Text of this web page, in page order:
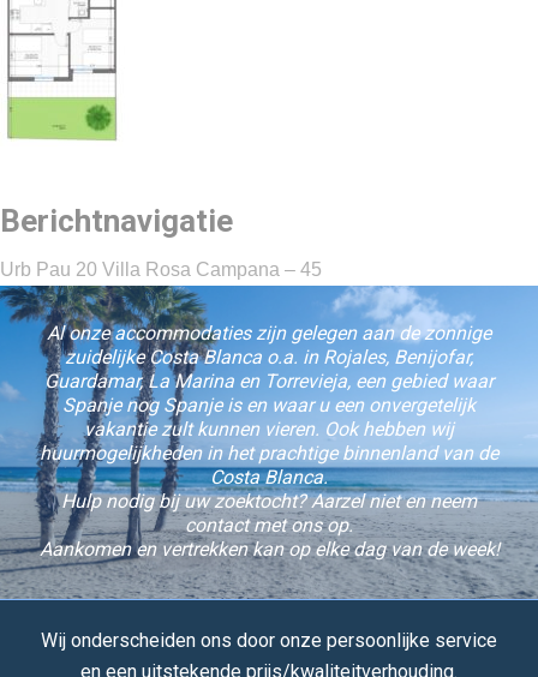
Berichtnavigatie
Urb Pau 20 Villa Rosa Campana – 45
Al onze accommodaties zijn gelegen aan de zonnige
zuidelijke Costa Blanca o.a. in Rojales, Benijofar,
Guardamar, La Marina en Torrevieja, een gebied waar
Spanje nog Spanje is en waar u een onvergetelijk
vakantie zult kunnen vieren. Ook hebben wij
huurmogelijkheden in het prachtige binnenland van de
Costa Blanca.
Hulp nodig bij uw zoektocht? Aarzel niet en neem
contact met ons op.
Aankomen en vertrekken kan op elke dag van de week!
Wij onderscheiden ons door onze persoonlijke service
en een uitstekende prijs/kwaliteitverhouding.